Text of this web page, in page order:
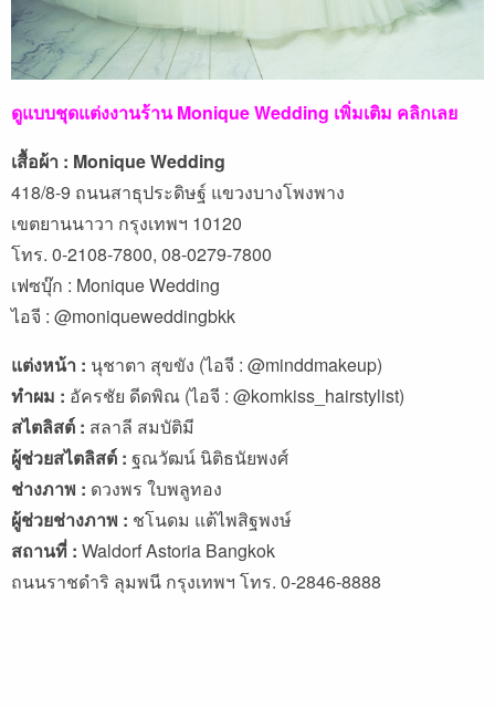
ดูแบบชุดแต่งงานร้าน Monique Wedding เพิ่มเติม คลิกเลย
เสื้อผ้า : Monique Wedding
418/8-9 ถนนสาธุประดิษฐ์ แขวงบางโพงพาง
เขตยานนาวา กรุงเทพฯ 10120
โทร. 0-2108-7800, 08-0279-7800
เฟซบุ๊ก : Monique Wedding
ไอจี : @moniqueweddingbkk
แต่งหน้า : นุชาตา สุขขัง (ไอจี : @minddmakeup)
ทำผม : อัครชัย ดีดพิณ (ไอจี : @komkiss_hairstylist)
สไตลิสต์ : สลาลี สมบัติมี
ผู้ช่วยสไตลิสต์ : ฐณวัฒน์ นิติธนัยพงศ์
ช่างภาพ : ดวงพร ใบพลูทอง
ผู้ช่วยช่างภาพ : ชโนดม แต้ไพสิฐพงษ์
สถานที่ : Waldorf Astoria Bangkok
ถนนราชดำริ ลุมพนี กรุงเทพฯ โทร. 0-2846-8888